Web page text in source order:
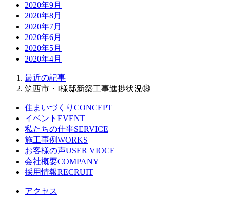
2020年9月
2020年8月
2020年7月
2020年6月
2020年5月
2020年4月
最近の記事
筑西市・I様邸新築工事進捗状況⑱
住まいづくり CONCEPT
イベント EVENT
私たちの仕事SERVICE
施工事例WORKS
お客様の声USER VIOCE
会社概要COMPANY
採用情報RECRUIT
アクセス